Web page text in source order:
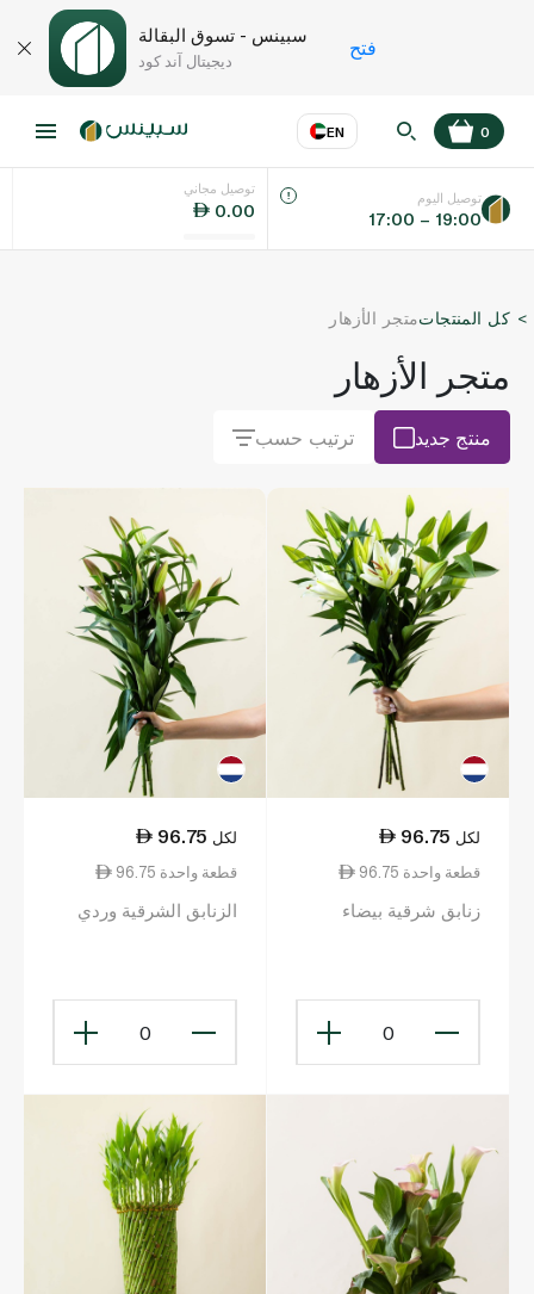
سبينس - تسوق البقالة
ديجيتال آند كود
فتح
EN
اللغة عر
0
توصيل مجاني
0.00
توصيل اليوم
17:00 – 19:00
كل المنتجاتمتجر الأزهار
متجر الأزهار
منتج جديد ترتيب حسب
96.75 لكل
96.75 قطعة واحدة
زنابق شرقية بيضاء
0
96.75 لكل
96.75 قطعة واحدة
الزنابق الشرقية وردي
0